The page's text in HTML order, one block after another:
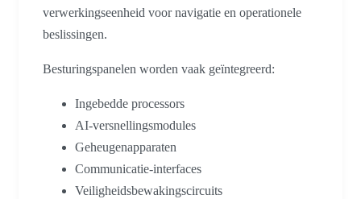
verwerkingseenheid voor navigatie en operationele
beslissingen.
Besturingspanelen worden vaak geïntegreerd:
Ingebedde processors
AI-versnellingsmodules
Geheugenapparaten
Communicatie-interfaces
Veiligheidsbewakingscircuits